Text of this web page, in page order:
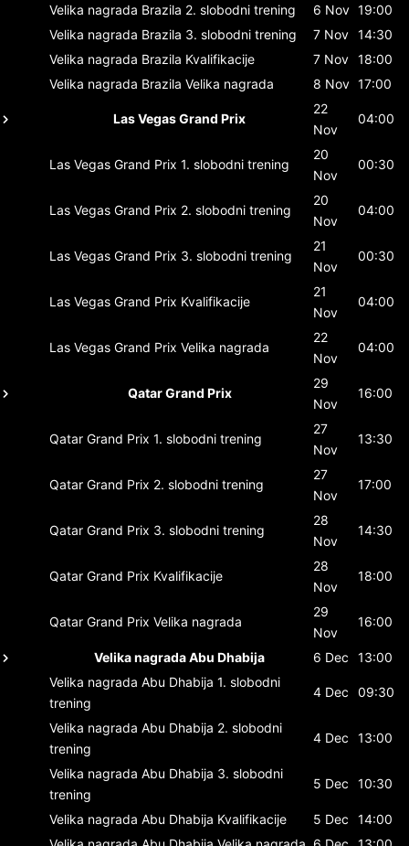
Velika nagrada Brazila 2. slobodni trening 6 Nov 19:00
Velika nagrada Brazila 3. slobodni trening 7 Nov 14:30
Velika nagrada Brazila Kvalifikacije 7 Nov 18:00
Velika nagrada Brazila Velika nagrada 8 Nov 17:00
Las Vegas Grand Prix
22
Nov
04:00
Las Vegas Grand Prix 1. slobodni trening
20
Nov
00:30
Las Vegas Grand Prix 2. slobodni trening
20
Nov
04:00
Las Vegas Grand Prix 3. slobodni trening
21
Nov
00:30
Las Vegas Grand Prix Kvalifikacije
21
Nov
04:00
Las Vegas Grand Prix Velika nagrada
22
Nov
04:00
Qatar Grand Prix
29
Nov
16:00
Qatar Grand Prix 1. slobodni trening
27
Nov
13:30
Qatar Grand Prix 2. slobodni trening
27
Nov
17:00
Qatar Grand Prix 3. slobodni trening
28
Nov
14:30
Qatar Grand Prix Kvalifikacije
28
Nov
18:00
Qatar Grand Prix Velika nagrada
29
Nov
16:00
Velika nagrada Abu Dhabija 6 Dec
13:00
Velika nagrada Abu Dhabija 1. slobodni
trening
4 Dec 09:30
Velika nagrada Abu Dhabija 2. slobodni
trening
4 Dec 13:00
Velika nagrada Abu Dhabija 3. slobodni
trening
5 Dec 10:30
Velika nagrada Abu Dhabija Kvalifikacije 5 Dec
14:00